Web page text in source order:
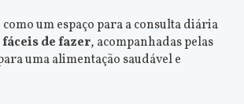
um espaço para a consulta diária
de fazer, acompanhadas pelas
uma alimentação saudável e